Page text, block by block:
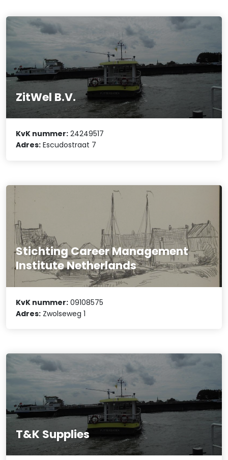
ZitWel B.V.
KvK nummer: 24249517
Adres: Escudostraat 7
Stichting Career Management
Institute Netherlands
KvK nummer: 09108575
Adres: Zwolseweg 1
T&K Supplies